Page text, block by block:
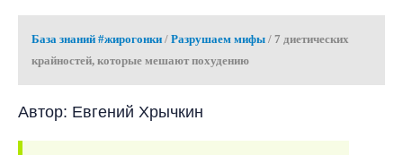
База знаний #жирогонки / Разрушаем мифы / 7 диетических
крайностей, которые мешают похудению
Автор: Евгений Хрычкин